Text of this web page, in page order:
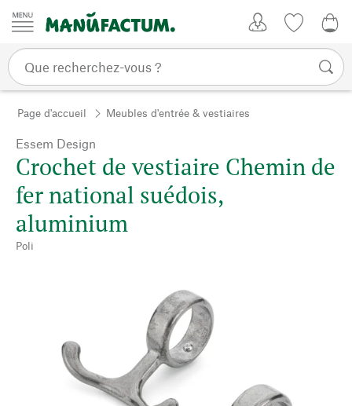
Passer au contenu
Page d'accueil Meubles d'entrée & vestiaires
Essem Design
Crochet de vestiaire Chemin de
fer national suédois,
aluminium
Poli